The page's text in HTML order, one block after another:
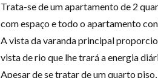
Trata-se de um apartamento de 2
com espaço e todo o apartamento
A vista da varanda principal
vista de rio que lhe trará a energia
Apesar de se tratar de um quarto